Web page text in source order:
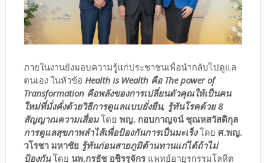
ภายในงานยังมอบความรู้แก่ประชาชนเพื่อนำกลับไปดูแล
ตนเอง ในหัวข้อ Health is Wealth คือ The power of
Transformation คือพลังของการเปลี่ยนตัวคุณให้เป็นคน
ใหม่ที่มั่งคั่งด้วยวิธีการดูแลแบบยั่งยืน, รู้ทันโรคด้วย 8
สัญญาณความเสื่อมโดย พญ. กอบกาญจน์ ชุณหสวัสดิกุล
การดูแลสุขภาพลำไส้เพื่อป้องกันการเป็นมะเร็งโดย ศ.พญ.
วโรชา มหาชัย รู้ทันก่อนสายภูมิต้านทานแก่ได้ถ้าไม่
ป้องกันโดย นพ.กรธัช อชิรรุจักรแพทย์อายุรกรรมโลหิต